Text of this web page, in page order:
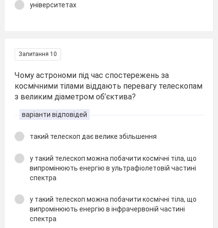
університетах
Запитання 10
Чому астрономи під час спостережень за
космічними тілами віддають перевагу телескопам
з великим діаметром об’єктива?
варіанти відповідей
такий телескоп дає велике збільшення
у такий телескоп можна побачити космічні тіла, що
випромінюють енергію в ультрафіолетовій частині
спектра
у такий телескоп можна побачити космічні тіла, що
випромінюють енергію в інфрачервоній частині
спектра